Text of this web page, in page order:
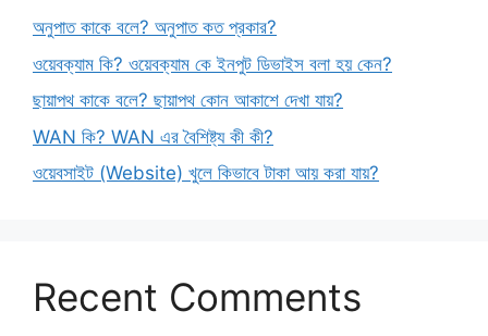
অনুপাত কাকে বলে? অনুপাত কত প্রকার?
ওয়েবক্যাম কি? ওয়েবক্যাম কে ইনপুট ডিভাইস বলা হয় কেন?
ছায়াপথ কাকে বলে? ছায়াপথ কোন আকাশে দেখা যায়?
WAN কি? WAN এর বৈশিষ্ট্য কী কী?
ওয়েবসাইট (Website) খুলে কিভাবে টাকা আয় করা যায়?
Recent Comments